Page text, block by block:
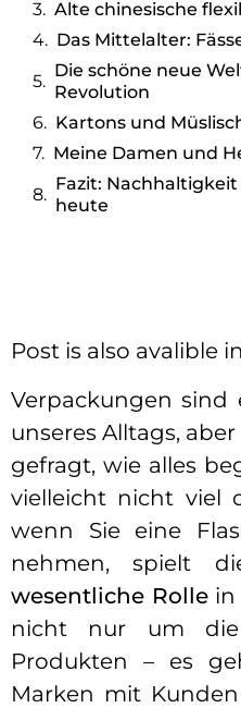
Alte chinesische
Das Mittelalter:
Die schöne neue
Revolution
Kartons und
Meine Damen und
Fazit:
heute
Post is also avalible
Verpackungen sind
unseres Alltags,
gefragt, wie alles
vielleicht nicht viel
wenn Sie eine
nehmen, spielt
wesentliche Rollein
nicht nur um die
Produkten – es
Marken mit